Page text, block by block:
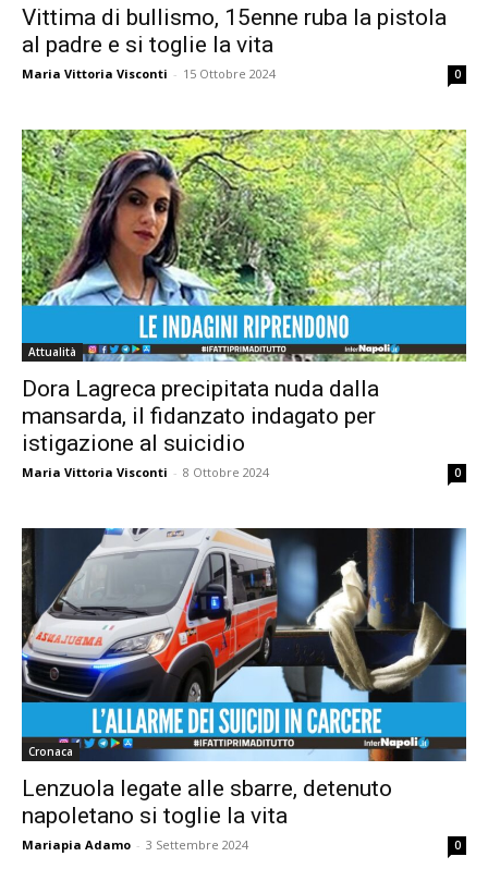
Vittima di bullismo, 15enne ruba la pistola
al padre e si toglie la vita
Maria Vittoria Visconti - 15 Ottobre 2024 0
Attualità
Dora Lagreca precipitata nuda dalla
mansarda, il fidanzato indagato per
istigazione al suicidio
Maria Vittoria Visconti - 8 Ottobre 2024 0
Cronaca
Lenzuola legate alle sbarre, detenuto
napoletano si toglie la vita
Mariapia Adamo - 3 Settembre 2024 0